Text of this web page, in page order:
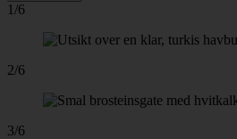
1/6
2/6
3/6